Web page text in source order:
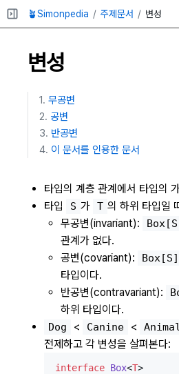
🪴Simonpedia 주제문서 변성
변성
무공변
공변
반공변
이 문서를 인용한 문서
타입의 계층 관계에서 타입의
타입
S 가 T 의 하위 타입일
무공변(invariant):
관계가 없다.
공변(covariant):
Box[S]
타입이다.
반공변(contravariant):
하위 타입이다.
Dog < Canine <
전제하고 각 변성을 살펴본다:
interface Box<T>